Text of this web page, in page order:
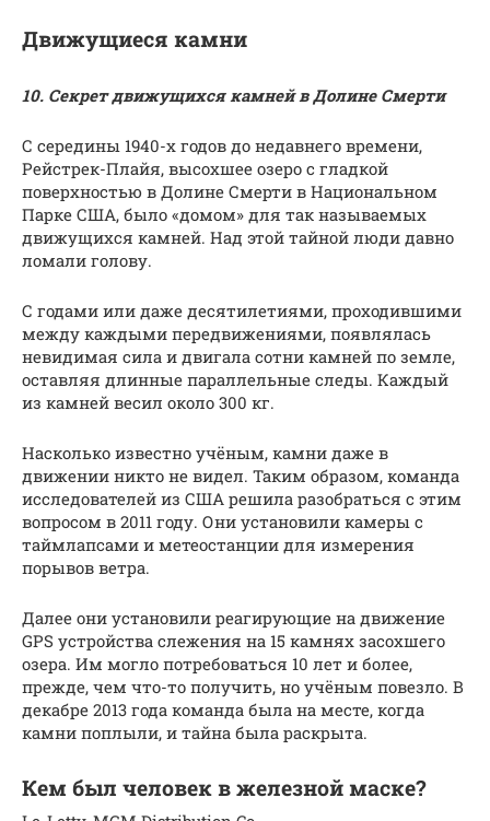
Движущиеся камни
10. Секрет движущихся камней в Долине Смерти
С середины 1940-х годов до недавнего времени,
Рейстрек-Плайя, высохшее озеро с гладкой
поверхностью в Долине Смерти в Национальном
Парке США, было «домом» для так называемых
движущихся камней. Над этой тайной люди давно
ломали голову.
С годами или даже десятилетиями, проходившими
между каждыми передвижениями, появлялась
невидимая сила и двигала сотни камней по земле,
оставляя длинные параллельные следы. Каждый
из камней весил около 300 кг.
Насколько известно учёным, камни даже в
движении никто не видел. Таким образом, команда
исследователей из США решила разобраться с этим
вопросом в 2011 году. Они установили камеры с
таймлапсами и метеостанции для измерения
порывов ветра.
Далее они установили реагирующие на движение
GPS устройства слежения на 15 камнях засохшего
озера. Им могло потребоваться 10 лет и более,
прежде, чем что-то получить, но учёным повезло. В
декабре 2013 года команда была на месте, когда
камни поплыли, и тайна была раскрыта.
Кем был человек в железной маске?